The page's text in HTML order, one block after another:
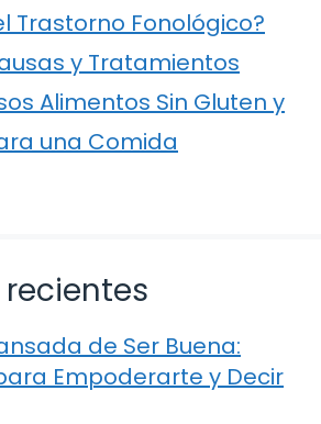
Trastorno Fonológico?
y Tratamientos
Alimentos Sin Gluten y
una Comida
de Ser Buena:
Empoderarte y Decir